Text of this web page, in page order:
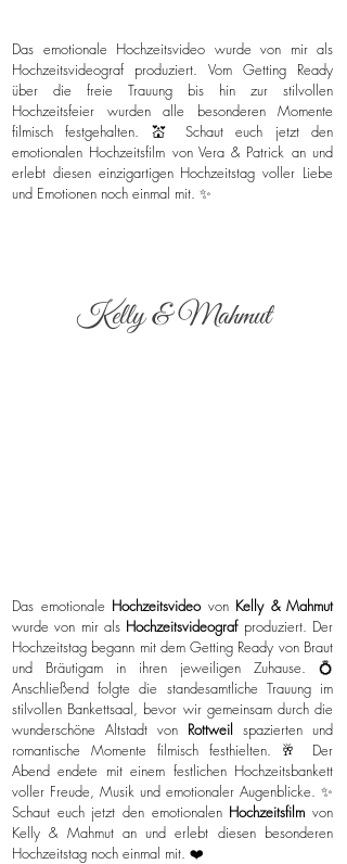
Das emotionale Hochzeitsvideo wurde von mir als
Hochzeitsvideograf produziert. Vom Getting Ready
über die freie Trauung bis hin zur stilvollen
Hochzeitsfeier wurden alle besonderen Momente
filmisch festgehalten. 💒 Schaut euch jetzt den
emotionalen Hochzeitsfilm von Vera & Patrick an und
erlebt diesen einzigartigen Hochzeitstag voller Liebe
und Emotionen noch einmal mit. ✨
Kelly & Mahmut
Das emotionale Hochzeitsvideovon Kelly & Mahmut
wurde von mir als Hochzeitsvideograf produziert. Der
Hochzeitstag begann mit dem Getting Ready von Braut
und Bräutigam in ihren jeweiligen Zuhause. 💍
Anschließend folgte die standesamtliche Trauung im
stilvollen Bankettsaal, bevor wir gemeinsam durch die
wunderschöne Altstadt von Rottweil spazierten und
romantische Momente filmisch festhielten. 🥂 Der
Abend endete mit einem festlichen Hochzeitsbankett
voller Freude, Musik und emotionaler Augenblicke. ✨
Schaut euch jetzt den emotionalen Hochzeitsfilmvon
Kelly & Mahmut an und erlebt diesen besonderen
Hochzeitstag noch einmal mit. ❤️